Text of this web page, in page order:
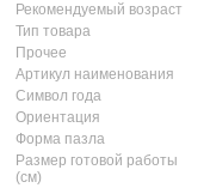
Рекомендуемый возраст
Тип товара
Прочее
Артикул наименования
Символ года
Ориентация
Форма пазла
Размер готовой работы
(см)